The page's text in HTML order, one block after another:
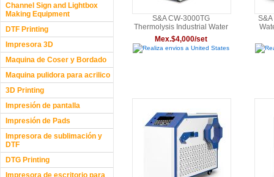
Channel Sign and Lightbox
Making Equipment
DTF Printing
Impresora 3D
Maquina de Coser y Bordado
Maquina pulidora para acrilico
3D Printing
Impresión de pantalla
Impresión de Pads
Impresora de sublimación y
DTF
DTG Printing
Impresora de escritorio para
S&A CW-3000TG
Thermolysis Industrial Water
Chiller (AC220V 50Hz) for
60W or 80W CO2 Glass
Laser Tube
Mex.$4,000/set
Realiza envios a United States